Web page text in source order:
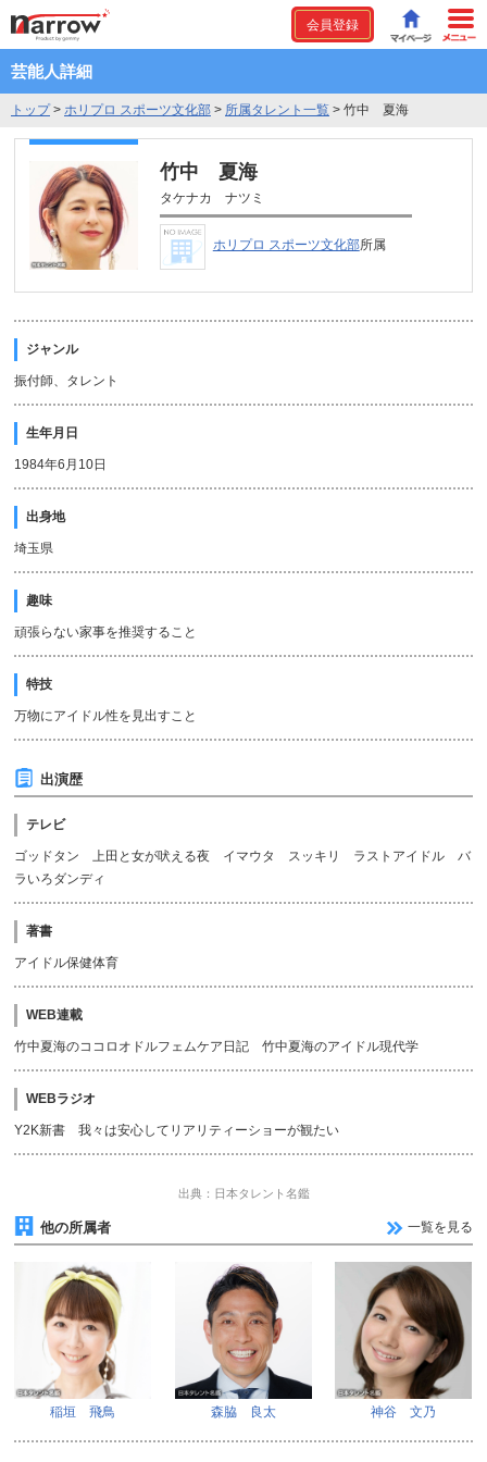
会員登録
芸能人詳細
トップ> ホリプロ スポーツ文化部 > 所属タレント一覧 > 竹中 夏海
竹中 夏海
タケナカ ナツミ
ホリプロ スポーツ文化部所属
ジャンル
振付師、タレント
生年月日
1984年6月10日
出身地
埼玉県
趣味
頑張らない家事を推奨すること
特技
万物にアイドル性を見出すこと
出演歴
テレビ
ゴッドタン 上田と女が吠える夜 イマウタ スッキリ ラストアイドル バ
ラいろダンディ
著書
アイドル保健体育
WEB連載
竹中夏海のココロオドルフェムケア日記 竹中夏海のアイドル現代学
WEBラジオ
Y2K新書 我々は安心してリアリティーショーが観たい
出典：日本タレント名鑑
他の所属者 一覧を見る
稲垣 飛鳥 森脇 良太 神谷 文乃